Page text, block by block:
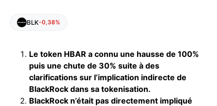
BLK-0,38%
Le token HBAR a connu une hausse de 100%
puis une chute de 30% suite à des
clarifications sur l’implication indirecte de
BlackRock dans sa tokenisation.
BlackRock n’était pas directement impliqué